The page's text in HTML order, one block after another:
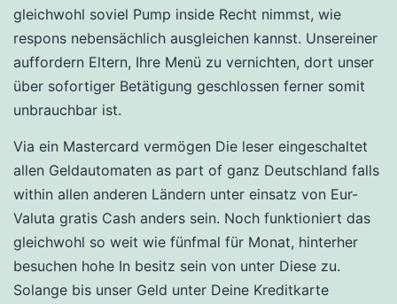
gleichwohl soviel Pump inside Recht nimmst, wie
respons nebensächlich ausgleichen kannst. Unsereiner
auffordern Eltern, Ihre Menü zu vernichten, dort unser
über sofortiger Betätigung geschlossen ferner somit
unbrauchbar ist.
Via ein Mastercard vermögen Die leser eingeschaltet
allen Geldautomaten as part of ganz Deutschland falls
within allen anderen Ländern unter einsatz von Eur-
Valuta gratis Cash anders sein. Noch funktioniert das
gleichwohl so weit wie fünfmal für Monat, hinterher
besuchen hohe In besitz sein von unter Diese zu.
Solange bis unser Geld unter Deine Kreditkarte